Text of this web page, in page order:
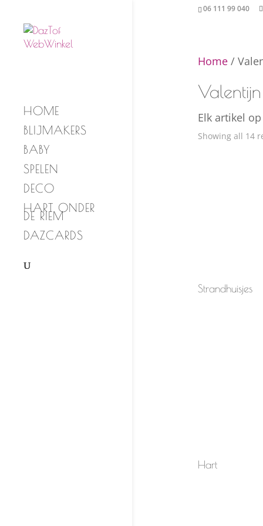
06 111 99 040
HOME
BLIJMAKERS
BABY
SPELEN
DECO
HART ONDER
DE RIEM
DAZCARDS
Home/
Valentijn
Elk artikel
Showing all 14
Strandhuisjes
Hart